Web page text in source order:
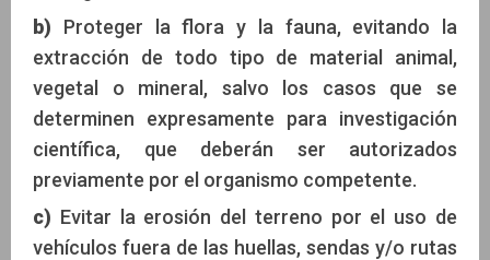
b) Proteger la flora y la fauna, evitando la
extracción de todo tipo de material animal,
vegetal o mineral, salvo los casos que se
determinen expresamente para investigación
científica, que deberán ser autorizados
previamente por el organismo competente.
c) Evitar la erosión del terreno por el uso de
vehículos fuera de las huellas, sendas y/o rutas